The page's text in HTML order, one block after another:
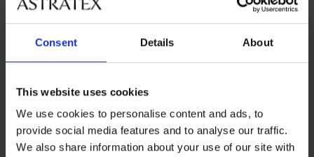
Consent Details About
This website uses cookies
We use cookies to personalise content and ads, to
provide social media features and to analyse our traffic.
We also share information about your use of our site with
5
65,99 zł